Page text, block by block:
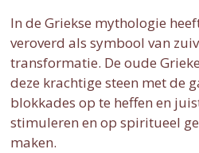
In de Griekse mythologie
veroverd als symbool van
transformatie. De oude
deze krachtige steen met de
blokkades op te heffen en
stimuleren en op spiritueel
maken.